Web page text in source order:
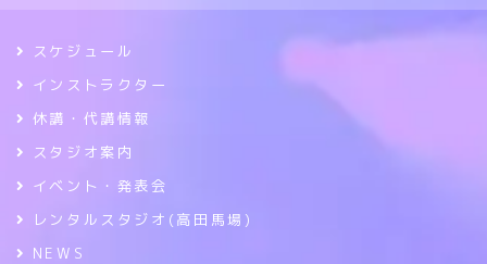
スケジュール
インストラクター
休講・代講情報
スタジオ案内
イベント・発表会
レンタルスタジオ(高田馬場)
NEWS